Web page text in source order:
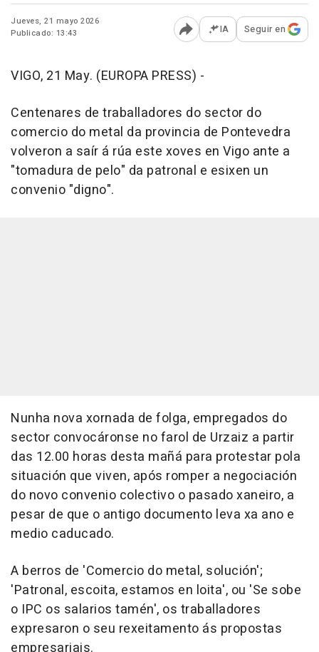
Jueves, 21 mayo 2026
Publicado: 13:43
Abrir opciones para
IA Seguir en
VIGO, 21 May. (EUROPA PRESS) -
Centenares de traballadores do sector do
comercio do metal da provincia de Pontevedra
volveron a saír á rúa este xoves en Vigo ante a
"tomadura de pelo" da patronal e esixen un
convenio "digno".
Nunha nova xornada de folga, empregados do
sector convocáronse no farol de Urzaiz a partir
das 12.00 horas desta mañá para protestar pola
situación que viven, após romper a negociación
do novo convenio colectivo o pasado xaneiro, a
pesar de que o antigo documento leva xa ano e
medio caducado.
A berros de 'Comercio do metal, solución';
'Patronal, escoita, estamos en loita', ou 'Se sobe
o IPC os salarios tamén', os traballadores
expresaron o seu rexeitamento ás propostas
empresariais.